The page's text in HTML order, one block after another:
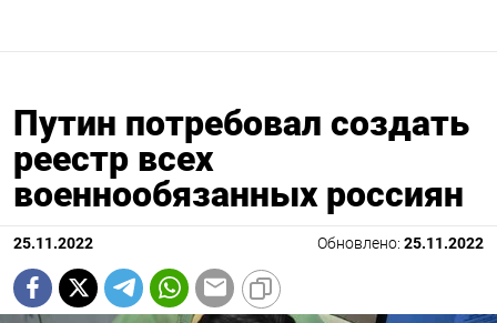
Путин потребовал создать
реестр всех
военнообязанных россиян
25.11.2022 Обновлено: 25.11.2022